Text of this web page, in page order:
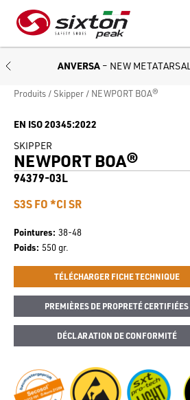
ANVERSA – NEW
Produits Skipper NEWPORT BOA®
EN ISO 20345:2022
SKIPPER
NEWPORT BOA®
94379-03L
S3S FO *CI SR
Pointures 38-48
Poids 550 gr.
TÉLÉCHARGER FICHE TECHNIQUE
PREMIÈRES DE PROPRETÉ CERTIFIÉES
DÉCLARATION DE CONFORMITÉ